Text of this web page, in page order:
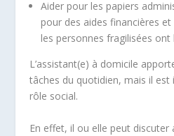
Aider pour les papiers
pour des aides financières
les personnes fragilisées ont
L’assistant(e) à domicile
tâches du quotidien, mais il est
rôle social.
En effet, il ou elle peut discuter